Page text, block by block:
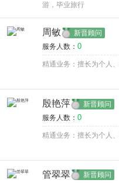
游，毕业旅行
周敏 新晋顾问
服务人数： 0
精通业务：擅长为个人
殷艳萍 新晋顾问
服务人数： 0
精通业务：擅长为个人
管翠翠 新晋顾问